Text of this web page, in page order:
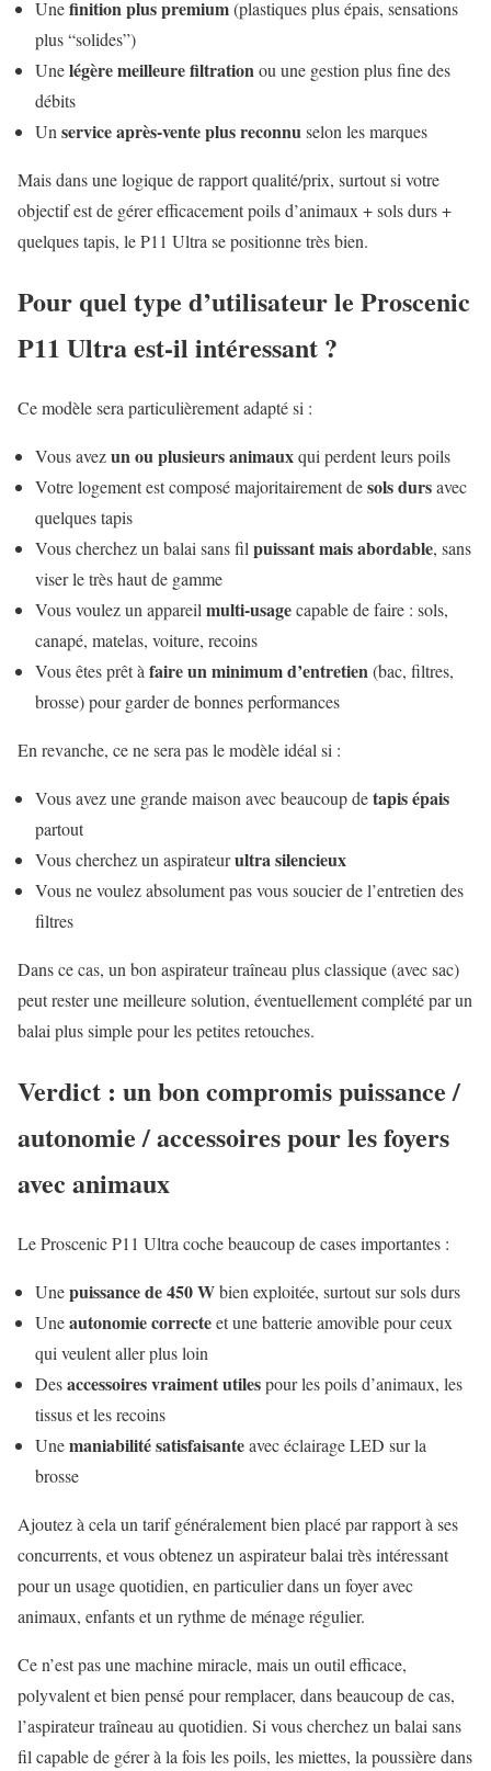
Unefinition plus premium(plastiques plus épais, sensations
plus “solides”)
Unelégère meilleure filtrationou une gestion plus fine des
débits
Un service après-vente plus reconnuselon les marques
Mais dans une logique de rapport qualité/prix, surtout si votre
objectif est de gérer efficacement poils d’animaux + sols durs +
quelques tapis, le P11 Ultra se positionne très bien.
Pour quel type d’utilisateur le Proscenic
P11 Ultra est-il intéressant ?
Ce modèle sera particulièrement adapté si :
Vous avezun ou plusieurs animauxqui perdent leurs poils
Votre logement est composé majoritairement desols dursavec
quelques tapis
Vous cherchez un balai sans fil puissant mais abordable, sans
viser le très haut de gamme
Vous voulez un appareil multi-usagecapable de faire : sols,
canapé, matelas, voiture, recoins
Vous êtes prêt à faire un minimum d’entretien(bac, filtres,
brosse) pour garder de bonnes performances
En revanche, ce ne sera pas le modèle idéal si :
Vous avez une grande maison avec beaucoup detapis épais
partout
Vous cherchez un aspirateurultra silencieux
Vous ne voulez absolument pas vous soucier de l’entretien des
filtres
Dans ce cas, un bon aspirateur traîneau plus classique (avec sac)
peut rester une meilleure solution, éventuellement complété par un
balai plus simple pour les petites retouches.
Verdict : un bon compromis puissance /
autonomie / accessoires pour les foyers
avec animaux
Le Proscenic P11 Ultra coche beaucoup de cases importantes :
Unepuissance de 450 Wbien exploitée, surtout sur sols durs
Uneautonomie correcteet une batterie amovible pour ceux
qui veulent aller plus loin
Desaccessoires vraiment utilespour les poils d’animaux, les
tissus et les recoins
Unemaniabilité satisfaisanteavec éclairage LED sur la
brosse
Ajoutez à cela un tarif généralement bien placé par rapport à ses
concurrents, et vous obtenez un aspirateur balai très intéressant
pour un usage quotidien, en particulier dans un foyer avec
animaux, enfants et un rythme de ménage régulier.
Ce n’est pas une machine miracle, mais un outil efficace,
polyvalent et bien pensé pour remplacer, dans beaucoup de cas,
l’aspirateur traîneau au quotidien. Si vous cherchez un balai sans
fil capable de gérer à la fois les poils, les miettes, la poussière dans